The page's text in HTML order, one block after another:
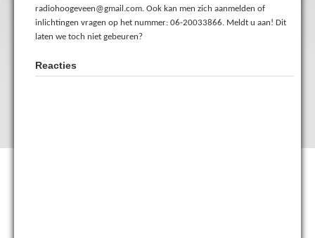
radiohoogeveen@gmail.com. Ook kan men zich aanmelden of
inlichtingen vragen op het nummer: 06-20033866. Meldt u aan! Dit
laten we toch niet gebeuren?
Reacties